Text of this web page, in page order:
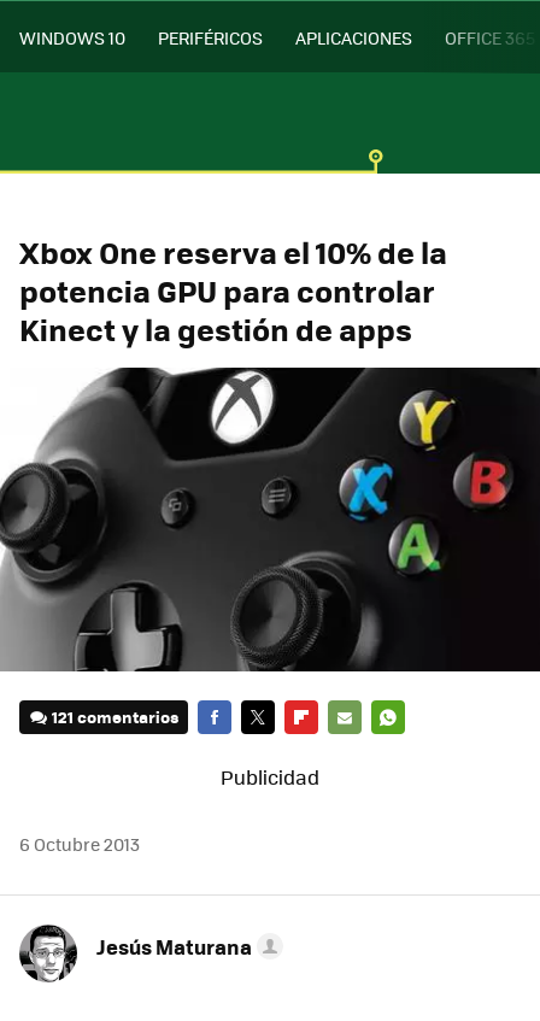
WINDOWS 10 PERIFÉRICOS APLICACIONES OFFICE 365
Xbox One reserva el 10% de la
potencia GPU para controlar
Kinect y la gestión de apps
121 comentarios
6 Octubre 2013
Jesús Maturana